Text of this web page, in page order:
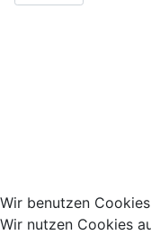
Wir benutzen Cookies
Wir nutzen Cookies